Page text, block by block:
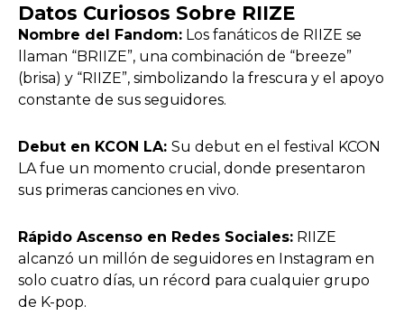
Datos Curiosos Sobre RIIZE
Nombre del Fandom: Los fanáticos de RIIZE se
llaman “BRIIZE”, una combinación de “breeze”
(brisa) y “RIIZE”, simbolizando la frescura y el apoyo
constante de sus seguidores.
Debut en KCON LA: Su debut en el festival KCON
LA fue un momento crucial, donde presentaron
sus primeras canciones en vivo.
Rápido Ascenso en Redes Sociales: RIIZE
alcanzó un millón de seguidores en Instagram en
solo cuatro días, un récord para cualquier grupo
de K-pop.